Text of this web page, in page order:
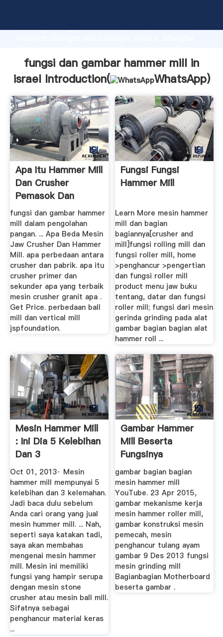
Grasping strong production capability, advanced
create the value and bring values to all of customers.
fungsi dan gambar hammer mill in
israel Introduction(
WhatsApp)
Apa Itu Hammer Mill
Dan Crusher
Pemasok Dan
fungsi dan gambar hammer
mill dalam pengolahan
pangan. ... Apa Beda Mesin
Jaw Crusher Dan Hammer
Mill. apa perbedaan antara
crusher dan pabrik. apa itu
crusher primer dan
sekunder apa yang terbaik
mesin crusher granit apa .
Get Price. perbedaan ball
mill dan vertical mill
jspfoundation.
Fungsi Fungsi
Hammer Mill
Learn More mesin hammer
mill dan bagian
bagiannya[crusher and
mill]fungsi rolling mill dan
fungsi roller mill, home
>penghancur >pengertian
dan fungsi roller mill
product menu jaw buku
tentang, datar dan fungsi
roller mill; fungsi dari mesin
gerinda grinding pada alat
gambar bagian bagian alat
hammer roll ...
Mesin Hammer Mill
: Ini Dia 5 Kelebihan
Dan 3
Kelemahannya
Oct 01, 2013· Mesin
hammer mill mempunyai 5
kelebihan dan 3 kelemahan.
Jadi baca dulu sebelum
Anda cari orang yang jual
mesin hummer mill. ... Nah,
seperti saya katakan tadi,
saya akan membahas
mengenai mesin hammer
mill. Mesin ini memiliki
fungsi yang hampir serupa
dengan mesin stone
crusher atau mesin ball mill.
Sifatnya sebagai
penghancur material keras
...
Gambar Hammer
Mill Beserta
Fungsinya
gambar bagian bagian
mesin hammer mill
YouTube. 23 Apr 2015,
gambar mekanisme kerja
mesin hammer roller mill,
gambar konstruksi mesin
pemecah, mesin
penghancur tulang ayam
gambar 9 Des 2013 fungsi
mesin grinding mill
Bagianbagian Motherboard
beserta gambar .